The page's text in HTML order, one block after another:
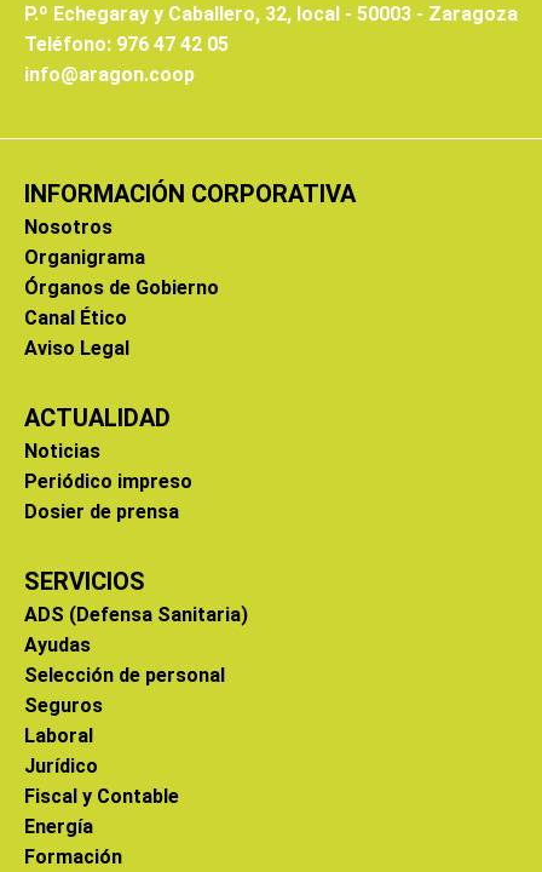
P.º Echegaray y Caballero, 32, local - 50003 - Zaragoza
Teléfono: 976 47 42 05
info@aragon.coop
INFORMACIÓN CORPORATIVA
Nosotros
Organigrama
Órganos de Gobierno
Canal Ético
Aviso Legal
ACTUALIDAD
Noticias
Periódico impreso
Dosier de prensa
SERVICIOS
ADS (Defensa Sanitaria)
Ayudas
Selección de personal
Seguros
Laboral
Jurídico
Fiscal y Contable
Energía
Formación